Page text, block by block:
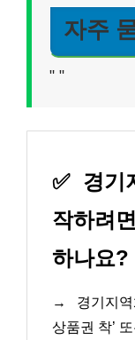
자주
" "
✅ 경기
작하려
하나요?
→
경기지
상품권 착’